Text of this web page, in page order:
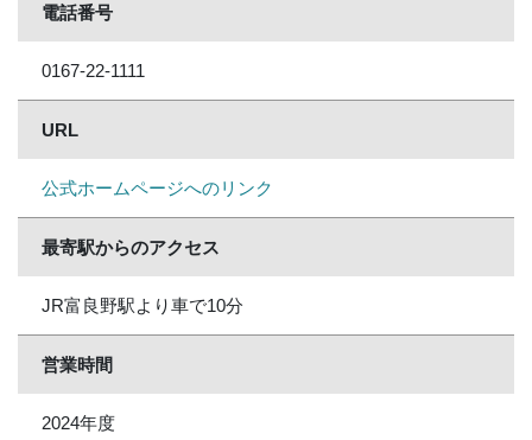
電話番号
0167-22-1111
URL
公式ホームページへのリンク
最寄駅からのアクセス
JR富良野駅より車で10分
営業時間
2024年度